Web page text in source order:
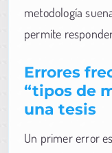
metodología
permite
Errores
“tipos de
una tesis
Un primer error